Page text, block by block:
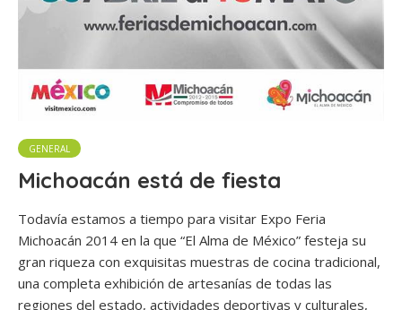
GENERAL
Michoacán está de fiesta
Todavía estamos a tiempo para visitar Expo Feria
Michoacán 2014 en la que “El Alma de México” festeja su
gran riqueza con exquisitas muestras de cocina tradicional,
una completa exhibición de artesanías de todas las
regiones del estado, actividades deportivas y culturales,